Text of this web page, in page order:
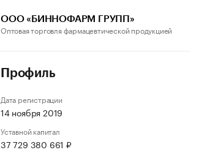
ООО «БИННОФАРМ ГРУПП»
Оптовая торговля фармацевтической продукцией
Профиль
Дата регистрации
14 ноября 2019
Уставной капитал
37 729 380 661 ₽